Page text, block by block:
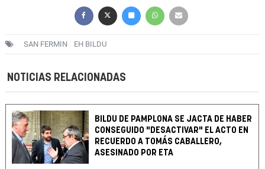
SAN FERMIN EH BILDU
NOTICIAS RELACIONADAS
BILDU DE PAMPLONA SE JACTA DE HABER
CONSEGUIDO "DESACTIVAR" EL ACTO EN
RECUERDO A TOMÁS CABALLERO,
ASESINADO POR ETA